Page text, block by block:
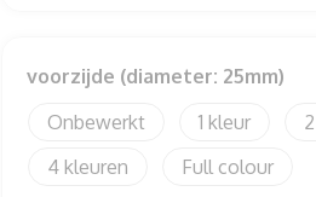
voorzijde (diameter: 25mm)
Onbewerkt
1 2
4
Full colour